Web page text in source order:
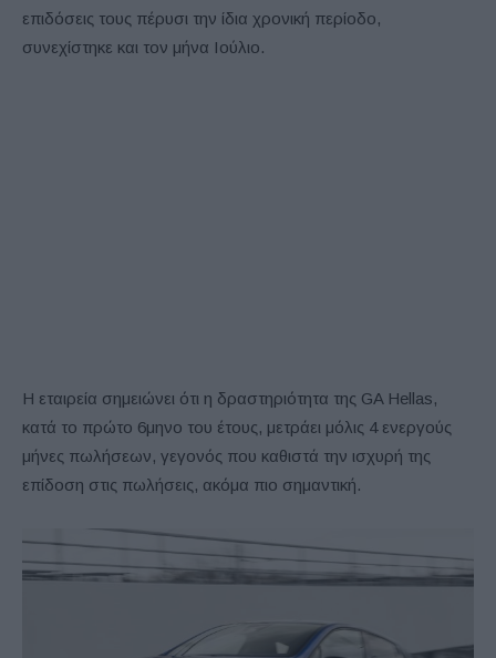
επιδόσεις τους πέρυσι την ίδια χρονική περίοδο,
συνεχίστηκε και τον μήνα Ιούλιο.
Η εταιρεία σημειώνει ότι η δραστηριότητα της GA Hellas,
κατά το πρώτο 6μηνο του έτους, μετράει μόλις 4 ενεργούς
μήνες πωλήσεων, γεγονός που καθιστά την ισχυρή της
επίδοση στις πωλήσεις, ακόμα πιο σημαντική.